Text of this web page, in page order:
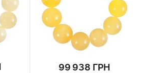
99 938 ГРН